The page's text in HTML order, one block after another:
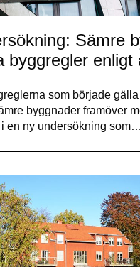
Sämre
byggregler enligt
som började
byggnader framöver
en ny undersökning som…